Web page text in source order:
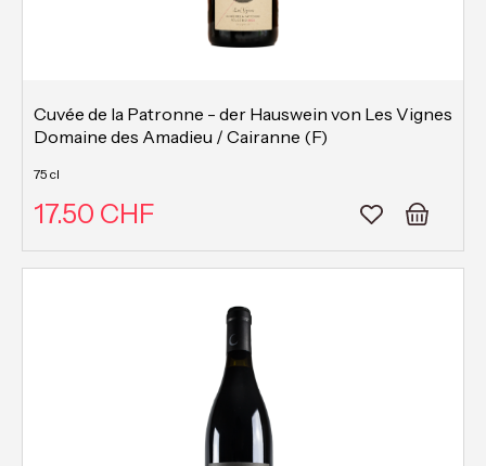
Cuvée de la Patronne - der Hauswein von Les Vignes
Domaine des Amadieu / Cairanne (F)
75 cl
17.50 CHF